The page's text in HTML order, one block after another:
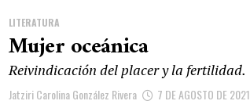
LITERATURA
Mujer oceánica
Reivindicación del placer y la fertilidad.
Jatziri Carolina González Rivera 7 DE AGOSTO DE 2021